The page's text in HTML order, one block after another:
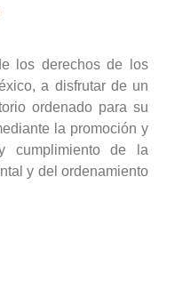
los derechos de los
a disfrutar de un
ordenado para su
la promoción y
cumplimiento de la
y del ordenamiento